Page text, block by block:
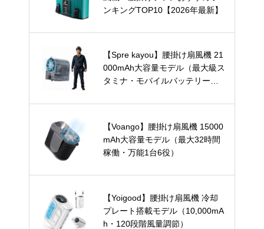
ンキングTOP10【2026年最新】
【Spre kayou】腰掛け扇風機 21
000mAh大容量モデル（最大級ス
タミナ・モバイルバッテリー兼
【Voango】腰掛け扇風機 15000
mAh大容量モデル（最大32時間
稼働・万能1台6役）
【Yoigood】腰掛け扇風機 冷却
プレート搭載モデル（10,000mA
h・120段階風量調節）